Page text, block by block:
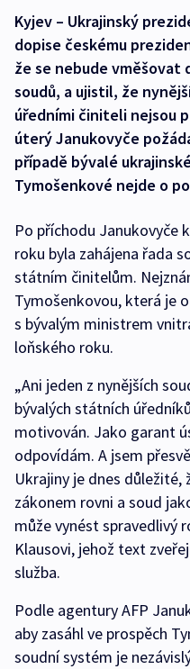
Kyjev – Ukrajinský
dopise českému
že se nebude vměšovat
soudů, a ujistil, že
úředními činiteli nejsou
úterý Janukovyče
případě bývalé
Tymošenkové nejde o
Po příchodu Janukovyče
roku byla zahájena řada
státním činitelům.
Tymošenkovou, která je
s bývalým ministrem
loňského roku.
„Ani jeden z nynějších
bývalých státních
motivován. Jako garant
odpovídám. A jsem
Ukrajiny je dnes důležité,
zákonem rovni a soud
může vynést spravedlivý
Klausovi, jehož text
služba.
Podle agentury AFP
aby zasáhl ve prospěch
soudní systém je